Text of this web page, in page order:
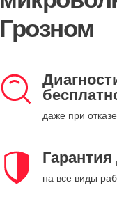
Грозном
даже при
Гарантия
на все виды